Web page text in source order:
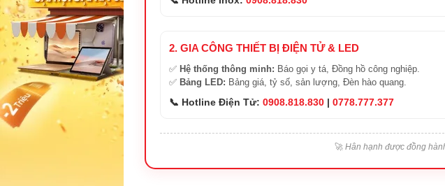
2. GIA CÔNG THIẾT BỊ ĐIỆN TỬ & LED
✅ Hệ thống thông minh: Báo gọi y tá, Đồng hồ công nghiệp.
✅ Bảng LED: Bảng giá, tỷ số, sản lượng, Đèn hào quang.
📞 Hotline Điện Tử: 0908.818.830 | 0778.777.377
🚀 Hân hạnh được đồng